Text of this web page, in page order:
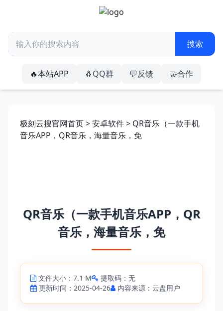
🔥本站APP 🐧QQ群 💬反馈 🤝合作
极刻云搜官网首页>安卓软件> QR音乐（一款手机
音乐APP，QR音乐，海量音乐，免
QR音乐（一款手机音乐APP，QR
音乐，海量音乐，免
文件大小：7.1 M
提取码：无
更新时间：2025-04-26
内容来源：云盘用户